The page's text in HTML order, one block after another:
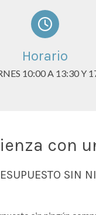
Horario
10:00 A 13:30 Y
con
SIN